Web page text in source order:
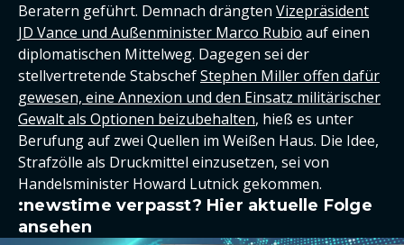
Beratern geführt. Demnach drängten Vizepräsident
JD Vance und Außenminister Marco Rubio auf einen
diplomatischen Mittelweg. Dagegen sei der
stellvertretende StabschefStephen Miller offen dafür
gewesen, eine Annexion und den Einsatz militärischer
Gewalt als Optionen beizubehalten, hieß es unter
Berufung auf zwei Quellen im Weißen Haus. Die Idee,
Strafzölle als Druckmittel einzusetzen, sei von
Handelsminister Howard Lutnick gekommen.
:newstime verpasst? Hier aktuelle Folge
ansehen